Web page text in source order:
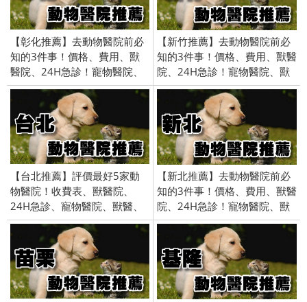
【彰化推薦】去動物醫院前必
知的3件事！價格、費用、獸
醫院、24H急診！寵物醫院、
獸醫、貓醫院、狗醫院
【新竹推薦】去動物醫院前必
知的3件事！價格、費用、獸醫
院、24H急診！寵物醫院、獸
醫、貓醫院、狗醫院
【台北推薦】評價最好5家動
物醫院！收費表、獸醫院、
24H急診、寵物醫院、獸醫、
貓醫院、狗醫院
【新北推薦】去動物醫院前必
知的3件事！價格、費用、獸醫
院、24H急診！寵物醫院、獸
醫、貓醫院、狗醫院